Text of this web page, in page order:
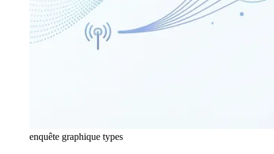
enquête graphique types